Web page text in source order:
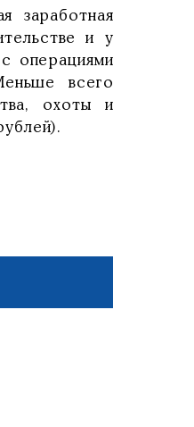
заработная
и у
операциями
всего
охоты и